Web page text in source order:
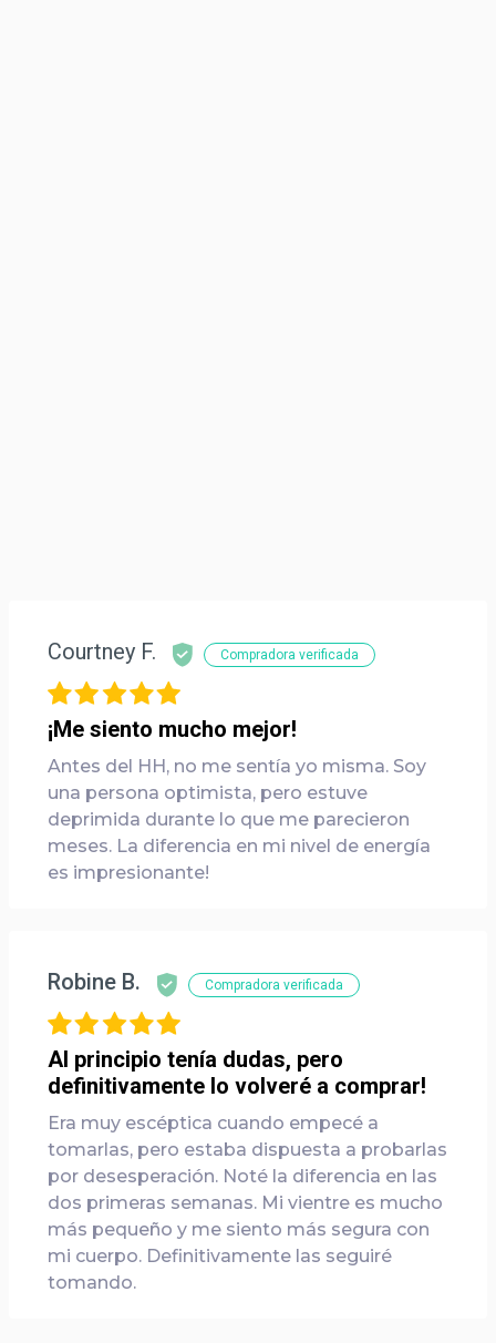
Courtney F. Compradora verificada
¡Me siento mucho mejor!
Antes del HH, no me sentía yo misma. Soy
una persona optimista, pero estuve
deprimida durante lo que me parecieron
meses. La diferencia en mi nivel de energía
es impresionante!
Robine B. Compradora verificada
Al principio tenía dudas, pero
definitivamente lo volveré a comprar!
Era muy escéptica cuando empecé a
tomarlas, pero estaba dispuesta a probarlas
por desesperación. Noté la diferencia en las
dos primeras semanas. Mi vientre es mucho
más pequeño y me siento más segura con
mi cuerpo. Definitivamente las seguiré
tomando.